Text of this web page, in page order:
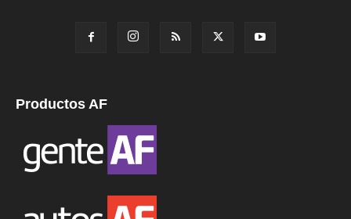
Productos AF